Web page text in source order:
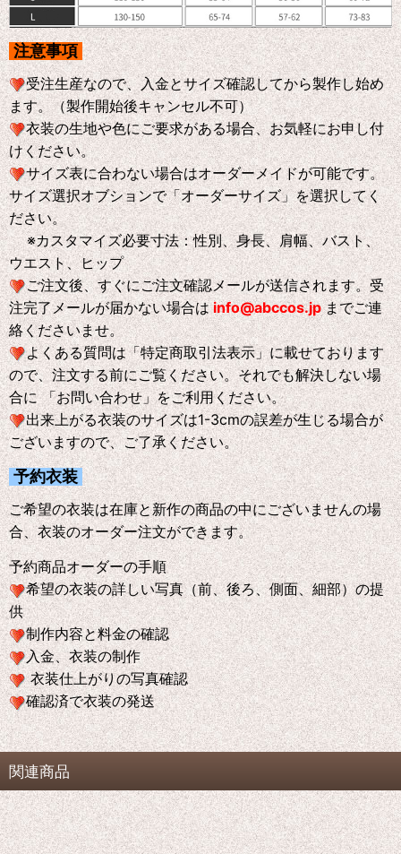
注意事項
受注生産なので、入金とサイズ確認してから製作し始め
ます。（製作開始後キャンセル不可）
衣装の生地や色にご要求がある場合、お気軽にお申し付
けください。
サイズ表に合わない場合はオーダーメイドが可能です。
サイズ選択オブションで「オーダーサイズ」を選択してく
ださい。
※カスタマイズ必要寸法：性別、身長、肩幅、バスト、
ウエスト、ヒップ
ご注文後、すぐにご注文確認メールが送信されます。受
注完了メールが届かない場合はinfo@abccos.jp までご連
絡くださいませ。
よくある質問は「特定商取引法表示」に載せております
ので、注文する前にご覧ください。それでも解決しない場
合に 「お問い合わせ」をご利用ください。
出来上がる衣装のサイズは1-3cmの誤差が生じる場合が
ございますので、ご了承ください。
予約衣装
ご希望の衣装は在庫と新作の商品の中にございませんの場
合、衣装のオーダー注文ができます。
予約商品オーダーの手順
希望の衣装の詳しい写真（前、後ろ、側面、細部）の提
供
制作内容と料金の確認
入金、衣装の制作
衣装仕上がりの写真確認
確認済で衣装の発送
関連商品